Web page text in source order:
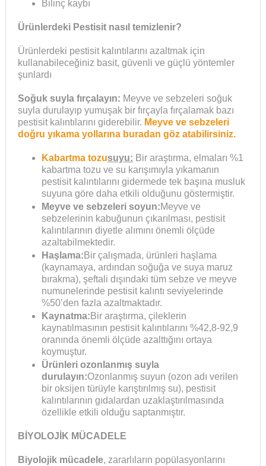
Bilinç kaybı
Ürünlerdeki Pestisit nasıl temizlenir?
Ürünlerdeki pestisit kalıntılarını azaltmak için
kullanabileceğiniz basit, güvenli ve güçlü yöntemler
şunlardı
Soğuk suyla fırçalayın: Meyve ve sebzeleri soğuk
suyla durulayıp yumuşak bir fırçayla fırçalamak bazı
pestisit kalıntılarını giderebilir. Meyve ve sebzeleri
doğru yıkama yollarına buradan göz atabilirsiniz.
Kabartma tozusuyu: Bir araştırma, elmaları %1
kabartma tozu ve su karışımıyla yıkamanın
pestisit kalıntılarını gidermede tek başına musluk
suyuna göre daha etkili olduğunu göstermiştir.
Meyve ve sebzeleri soyun:Meyve ve
sebzelerinin kabuğunun çıkarılması, pestisit
kalıntılarının diyetle alımını önemli ölçüde
azaltabilmektedir.
Haşlama: Bir çalışmada, ürünleri haşlama
(kaynamaya, ardından soğuğa ve suya maruz
bırakma), şeftali dışındaki tüm sebze ve meyve
numunelerinde pestisit kalıntı seviyelerinde
%50’den fazla azaltmaktadır.
Kaynatma: Bir araştırma, çileklerin
kaynatılmasının pestisit kalıntılarını %42,8-92,9
oranında önemli ölçüde azalttığını ortaya
koymuştur.
Ürünleri ozonlanmış suyla
durulayın:Ozonlanmış suyun (ozon adı verilen
bir oksijen türüyle karıştırılmış su), pestisit
kalıntılarının gıdalardan uzaklaştırılmasında
özellikle etkili olduğu saptanmıştır.
BİYOLOJİK MÜCADELE
Biyolojik mücadele, zararlıların popülasyonlarını